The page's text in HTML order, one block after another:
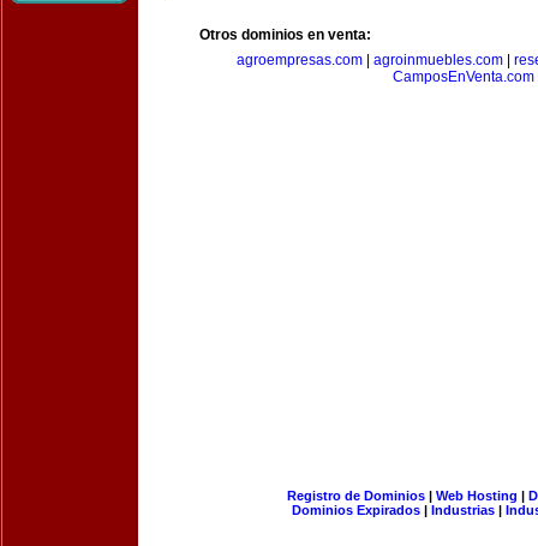
Otros dominios en venta:
agroempresas.com
agroinmuebles.com
CamposEnVenta.com
Registro de Dominios| Web Hosting |
Dominios Expirados | Industrias |